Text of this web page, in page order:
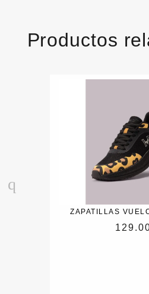
Productos
ZAPATILLAS